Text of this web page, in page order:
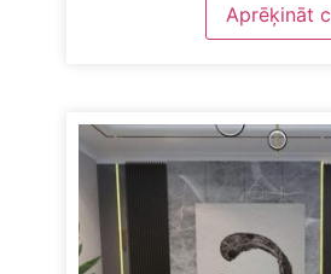
Aprēķināt